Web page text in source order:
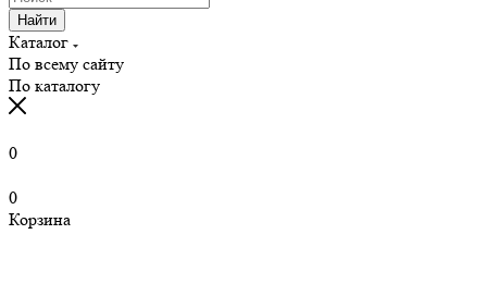
Найти
Каталог
По всему сайту
По каталогу
0
0
Корзина